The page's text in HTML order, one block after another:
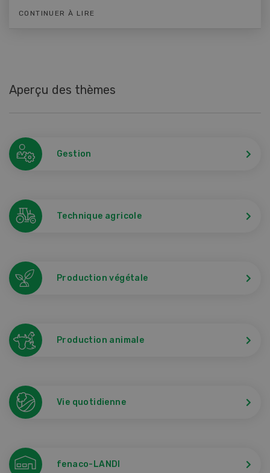
CONTINUER À LIRE
Aperçu des thèmes
Gestion
Technique agricole
Production végétale
Production animale
Vie quotidienne
fenaco-LANDI